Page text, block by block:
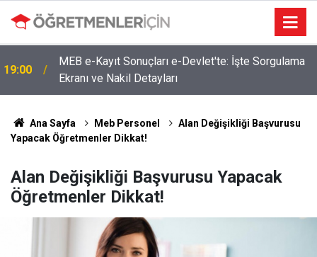
19:00
MEB e-Kayıt Sonuçları e-Devlet'te: İşte Sorgulama
Ekranı ve Nakil Detayları
Ana Sayfa Meb Personel
Alan Değişikliği Başvurusu
Yapacak Öğretmenler Dikkat!
Alan Değişikliği Başvurusu Yapacak
Öğretmenler Dikkat!